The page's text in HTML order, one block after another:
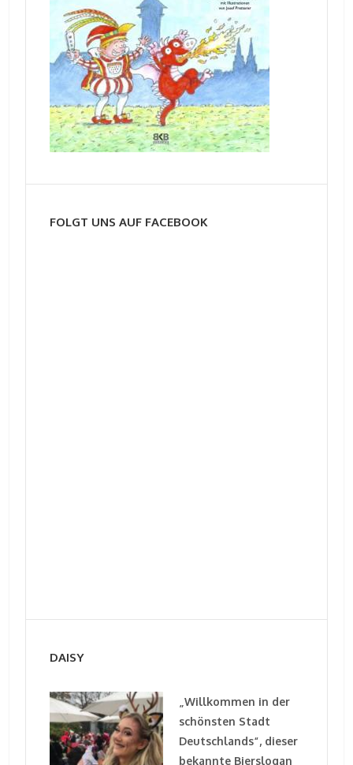
FOLGT UNS AUF FACEBOOK
DAISY
„Willkommen in der
schönsten Stadt
Deutschlands“, dieser
bekannte Bierslogan